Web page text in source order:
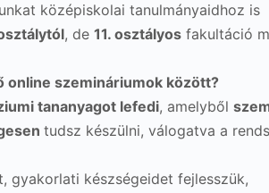
középiskolai tanulmányaidhoz is
, de 11. osztályos fakultáció
online szemináriumok között?
tananyagot lefedi, amelyből
tudsz készülni, válogatva a
gyakorlati készségeidet fejlesszük,